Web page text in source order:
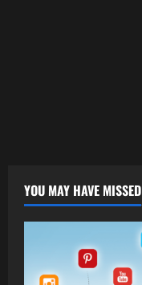
YOU MAY HAVE MISSED